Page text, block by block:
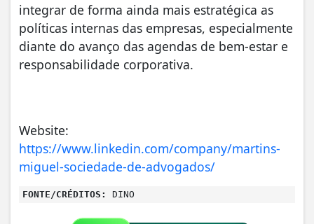
integrar de forma ainda mais estratégica as
políticas internas das empresas, especialmente
diante do avanço das agendas de bem-estar e
responsabilidade corporativa.
Website:
https://www.linkedin.com/company/martins-
miguel-sociedade-de-advogados/
FONTE/CRÉDITOS: DINO